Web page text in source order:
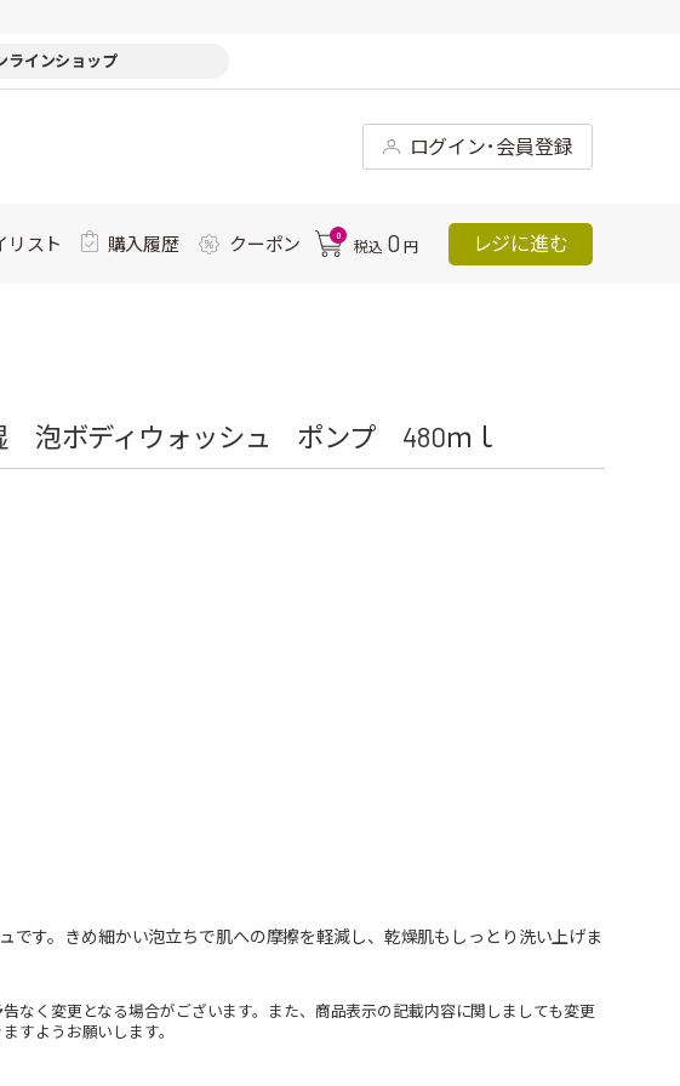
ラインショップ
ログイン･会員登録
リスト 購入履歴 クーポン 0
税込 0 円 レジに進む
泡ボディウォッシュ ポンプ 480ｍｌ
す。きめ細かい泡立ちで肌への摩擦を軽減し、乾燥肌もしっとり洗い上げま
く変更となる場合がございます。また、商品表示の記載内容に関しましても変更
すようお願いします。